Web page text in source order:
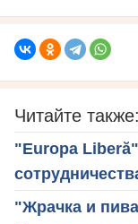
Читайте также:
"Europa
"Жрачка и